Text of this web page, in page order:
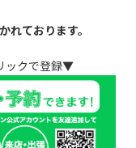
れております。
ックで登録▼